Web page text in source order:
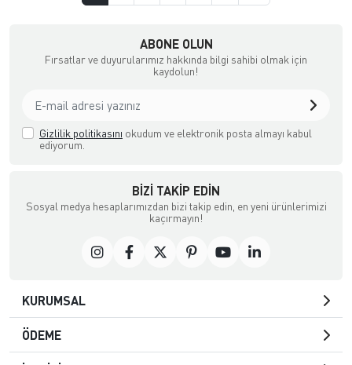
ABONE OLUN
Fırsatlar ve duyurularımız hakkında bilgi sahibi olmak için
kaydolun!
Gizlilik politikasını okudum ve elektronik posta almayı kabul
ediyorum.
BIZI TAKIP EDIN
Sosyal medya hesaplarımızdan bizi takip edin, en yeni ürünlerimizi
kaçırmayın!
KURUMSAL
ÖDEME